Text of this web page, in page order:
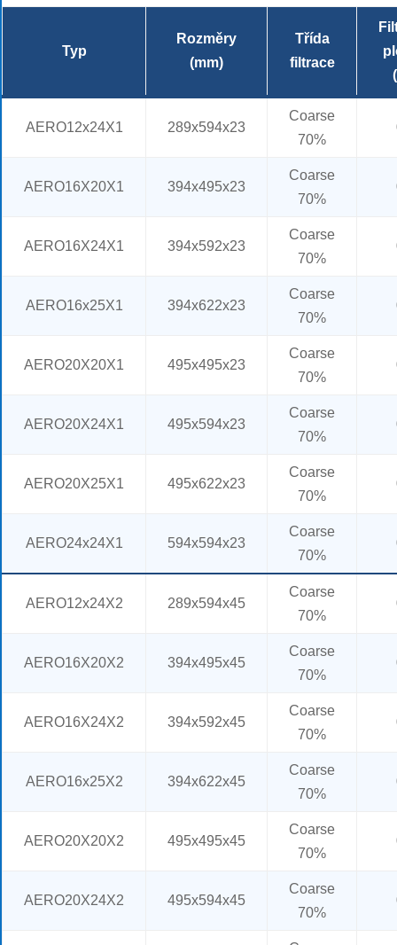
Typ
Rozměry
(mm)
Třída
filtrace
AERO12x24X1 289x594x23
Coarse
70%
AERO16X20X1 394x495x23
Coarse
70%
AERO16X24X1 394x592x23
Coarse
70%
AERO16x25X1 394x622x23
Coarse
70%
AERO20X20X1 495x495x23
Coarse
70%
AERO20X24X1 495x594x23
Coarse
70%
AERO20X25X1 495x622x23
Coarse
70%
AERO24x24X1 594x594x23
Coarse
70%
AERO12x24X2 289x594x45
Coarse
70%
AERO16X20X2 394x495x45
Coarse
70%
AERO16X24X2 394x592x45
Coarse
70%
AERO16x25X2 394x622x45
Coarse
70%
AERO20X20X2 495x495x45
Coarse
70%
AERO20X24X2 495x594x45
Coarse
70%